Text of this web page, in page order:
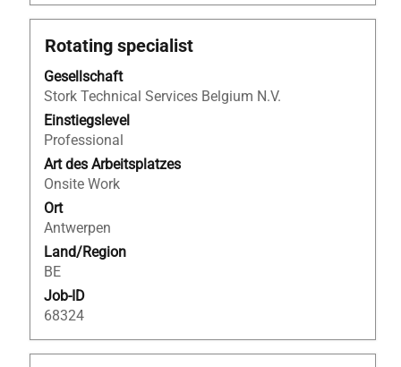
Stellenbezeichnung
Rotating specialist
Gesellschaft
Stork Technical Services Belgium N.V.
Einstiegslevel
Professional
Art des Arbeitsplatzes
Onsite Work
Ort
Antwerpen
Land/Region
BE
Job-ID
68324
Drücken
die
Leertaste,
um
die
Stelleninformationen
vollständig
anzuzeigen.